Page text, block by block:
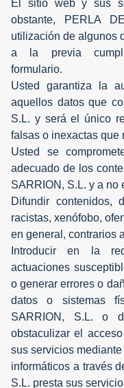
El sitio web y sus
obstante, PERLA
utilización de algunos
a la previa
formulario.
Usted garantiza la
aquellos datos que
S.L. y será el único
falsas o inexactas que
Usted se
adecuado de los
SARRION, S.L. y a no
Difundir contenidos,
racistas, xenófobo,
en general, contrarios
Introducir en la
actuaciones
o generar errores o
datos o sistemas
SARRION, S.L. o
obstaculizar el
sus servicios
informáticos a través
S.L. presta sus